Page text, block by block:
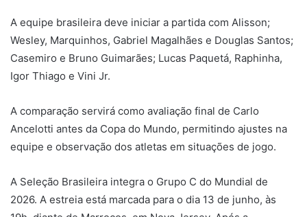
A equipe brasileira deve iniciar a partida com Alisson;
Wesley, Marquinhos, Gabriel Magalhães e Douglas Santos;
Casemiro e Bruno Guimarães; Lucas Paquetá, Raphinha,
Igor Thiago e Vini Jr.
A comparação servirá como avaliação final de Carlo
Ancelotti antes da Copa do Mundo, permitindo ajustes na
equipe e observação dos atletas em situações de jogo.
A Seleção Brasileira integra o Grupo C do Mundial de
2026. A estreia está marcada para o dia 13 de junho, às